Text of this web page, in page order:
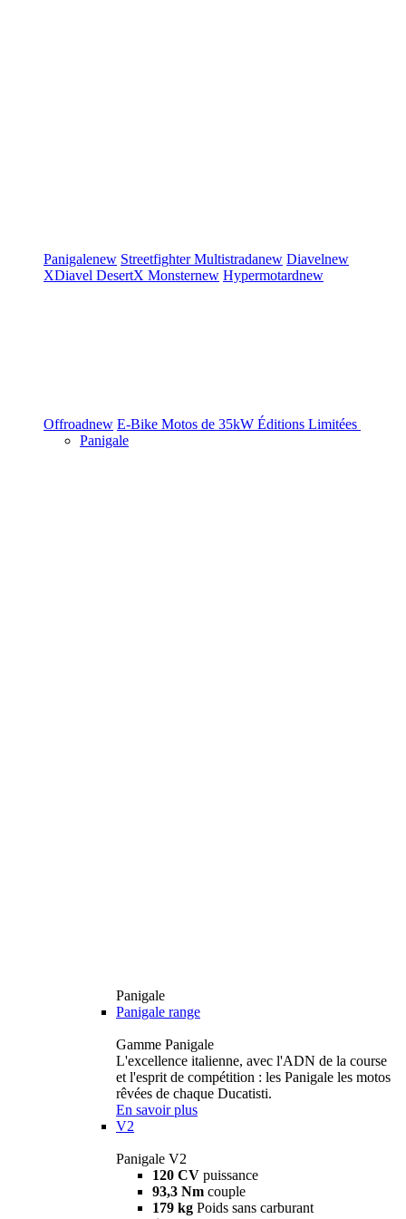
Panigalenew StreetfighterMultistradanew Diavelnew
XDiavel DesertX Monsternew Hypermotardnew
Offroadnew E-Bike Motos de 35kW Éditions Limitées
Panigale
Panigale
Panigale range
Gamme Panigale
L'excellence italienne, avec l'ADN de la course
et l'esprit de compétition : les Panigale les motos
rêvées de chaque Ducatisti.
En savoir plus
V2
Panigale V2
120 CV puissance
93,3 Nm couple
179 kg Poids sans carburant